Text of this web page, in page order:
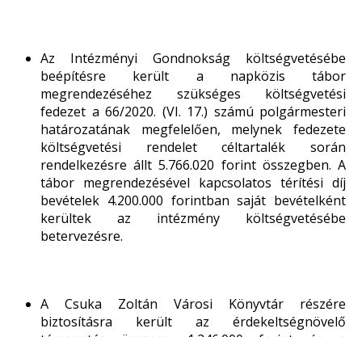
Az Intézményi Gondnokság költségvetésébe
beépítésre került a napközis tábor
megrendezéséhez szükséges költségvetési
fedezet a 66/2020. (VI. 17.) számú polgármesteri
határozatának megfelelően, melynek fedezete
költségvetési rendelet céltartalék során
rendelkezésre állt 5.766.020 forint összegben. A
tábor megrendezésével kapcsolatos térítési díj
bevételek 4.200.000 forintban saját bevételként
kerültek az intézmény költségvetésébe
betervezésre.
A Csuka Zoltán Városi Könyvtár részére
biztosításra került az érdekeltségnövelő